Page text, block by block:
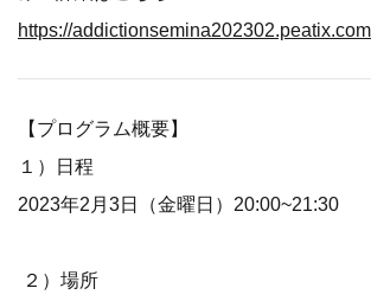
https://
【プログラム概要】
１）日程
2023年2月3日（金曜日）20:00~21:30
２）場所